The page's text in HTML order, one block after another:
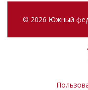
© 2026 Южный